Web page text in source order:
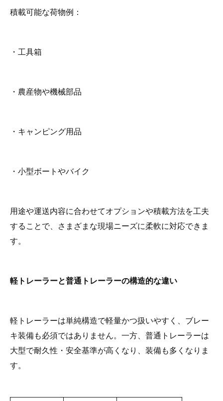
積載可能な荷物例：
・工具箱
・農産物や機械部品
・キャンピング用品
・小型ボートやバイク
用途や運送内容に合わせてオプションや積載方法を工夫
することで、さまざまな現場ニーズに柔軟に対応できま
す。
軽トレーラーと普通トレーラーの構造的な違い
軽トレーラーは単純構造で軽量かつ扱いやすく、ブレー
キ装備も必須ではありません。一方、普通トレーラーは
大型で耐久性・安全基準が高くなり、装備も多くなりま
す。